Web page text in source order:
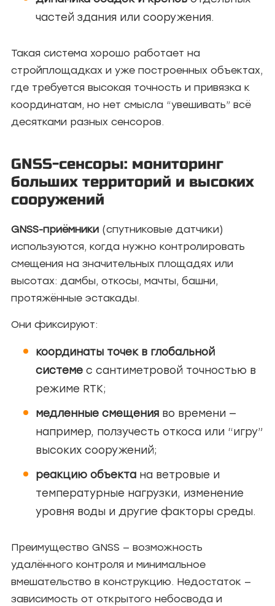
частей здания или сооружения.
Такая система хорошо работает на
стройплощадках и уже построенных объектах,
где требуется высокая точность и привязка к
координатам, но нет смысла “увешивать” всё
десятками разных сенсоров.
GNSS-сенсоры: мониторинг
больших территорий и высоких
сооружений
GNSS-приёмники (спутниковые датчики)
используются, когда нужно контролировать
смещения на значительных площадях или
высотах: дамбы, откосы, мачты, башни,
протяжённые эстакады.
Они фиксируют:
координаты точек в глобальной
системе с сантиметровой точностью в
режиме RTK;
медленные смещения во времени —
например, ползучесть откоса или “игру”
высоких сооружений;
реакцию объекта на ветровые и
температурные нагрузки, изменение
уровня воды и другие факторы среды.
Преимущество GNSS — возможность
удалённого контроля и минимальное
вмешательство в конструкцию. Недостаток —
зависимость от открытого небосвода и